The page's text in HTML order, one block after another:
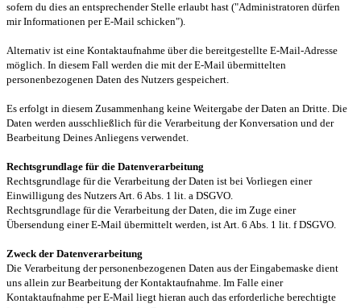
sofern du dies an entsprechender Stelle erlaubt hast ("Administratoren dürfen
mir Informationen per E-Mail schicken").
Alternativ ist eine Kontaktaufnahme über die bereitgestellte E-Mail-Adresse
möglich. In diesem Fall werden die mit der E-Mail übermittelten
personenbezogenen Daten des Nutzers gespeichert.
Es erfolgt in diesem Zusammenhang keine Weitergabe der Daten an Dritte. Die
Daten werden ausschließlich für die Verarbeitung der Konversation und der
Bearbeitung Deines Anliegens verwendet.
Rechtsgrundlage für die Datenverarbeitung
Rechtsgrundlage für die Verarbeitung der Daten ist bei Vorliegen einer
Einwilligung des Nutzers Art. 6 Abs. 1 lit. a DSGVO.
Rechtsgrundlage für die Verarbeitung der Daten, die im Zuge einer
Übersendung einer E-Mail übermittelt werden, ist Art. 6 Abs. 1 lit. f DSGVO.
Zweck der Datenverarbeitung
Die Verarbeitung der personenbezogenen Daten aus der Eingabemaske dient
uns allein zur Bearbeitung der Kontaktaufnahme. Im Falle einer
Kontaktaufnahme per E-Mail liegt hieran auch das erforderliche berechtigte